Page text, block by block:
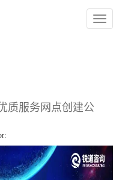
Toggle
质服务网点创建公